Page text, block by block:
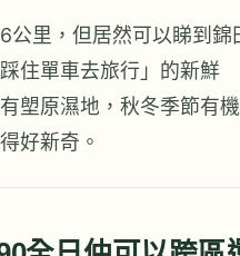
公里，但居然可以睇到錦
住單車去旅行」的新鮮
塱原濕地，秋冬季節有機
好新奇。